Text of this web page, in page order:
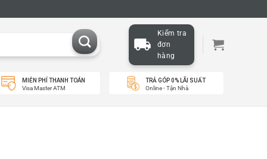
Kiểm tra
đơn
hàng
MIỄN PHÍ THANH TOÁN
Visa Master ATM
TRẢ GÓP 0% LÃI SUẤT
Online - Tận Nhà